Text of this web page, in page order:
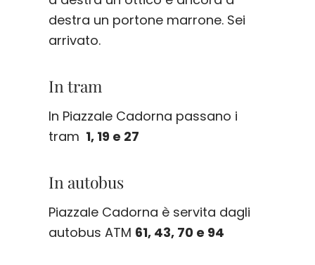
destra un portone marrone. Sei
arrivato.
In tram
In Piazzale Cadorna passano i
tram 1, 19 e 27
In autobus
Piazzale Cadorna è servita dagli
autobus ATM 61, 43, 70 e 94